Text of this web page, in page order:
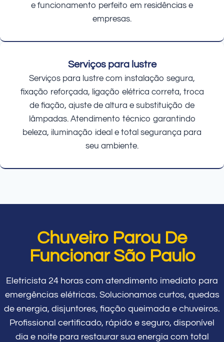
e funcionamento perfeito em residências e
empresas.
Serviços para lustre
Serviços para lustre com instalação segura,
fixação reforçada, ligação elétrica correta, troca
de fiação, ajuste de altura e substituição de
lâmpadas. Atendimento técnico garantindo
beleza, iluminação ideal e total segurança para
seu ambiente.
Chuveiro Parou De
Funcionar São Paulo
Eletricista 24 horas com atendimento imediato para
emergências elétricas. Solucionamos curtos, quedas
de energia, disjuntores, fiação queimada e chuveiros.
Profissional certificado, rápido e seguro, disponível
dia e noite para restaurar sua energia com total